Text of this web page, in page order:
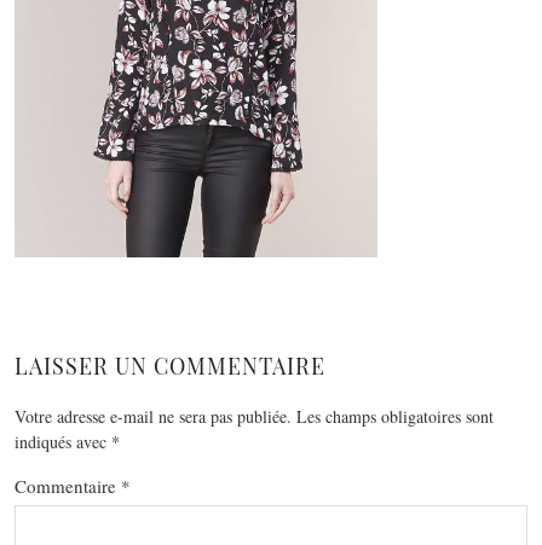
LAISSER UN COMMENTAIRE
Votre adresse e-mail ne sera pas publiée. Les champs obligatoires sont
indiqués avec *
Commentaire *